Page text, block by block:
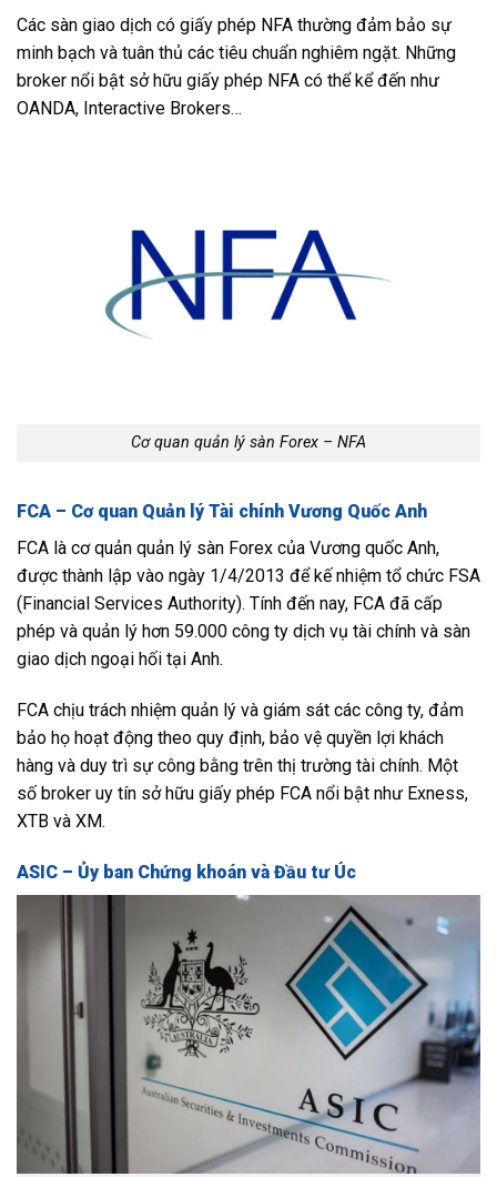
Các sàn giao dịch có giấy phép NFA thường đảm bảo sự
minh bạch và tuân thủ các tiêu chuẩn nghiêm ngặt. Những
broker nổi bật sở hữu giấy phép NFA có thể kể đến như
OANDA, Interactive Brokers…
Cơ quan quản lý sàn Forex – NFA
FCA – Cơ quan Quản lý Tài chính Vương Quốc Anh
FCA là cơ quản quản lý sàn Forex của Vương quốc Anh,
được thành lập vào ngày 1/4/2013 để kế nhiệm tổ chức FSA
(Financial Services Authority). Tính đến nay, FCA đã cấp
phép và quản lý hơn 59.000 công ty dịch vụ tài chính và sàn
giao dịch ngoại hối tại Anh.
FCA chịu trách nhiệm quản lý và giám sát các công ty, đảm
bảo họ hoạt động theo quy định, bảo vệ quyền lợi khách
hàng và duy trì sự công bằng trên thị trường tài chính. Một
số broker uy tín sở hữu giấy phép FCA nổi bật như Exness,
XTB và XM.
ASIC – Ủy ban Chứng khoán và Đầu tư Úc